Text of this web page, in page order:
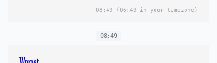
08:49 (06:49 in your timezone)
08:49